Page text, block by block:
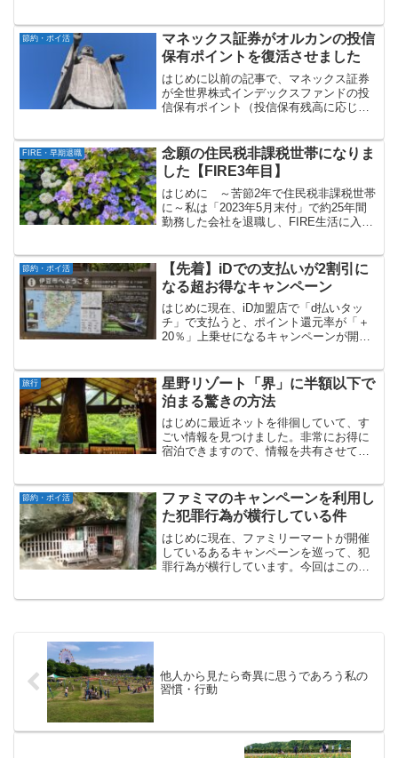
の概要についてご案内します。キャンペ
ーン概要キャンペーンの概...
節約・ポイ活
マネックス証券がオルカンの投信
保有ポイントを復活させました
はじめに以前の記事で、マネックス証券
が全世界株式インデックスファンドの投
信保有ポイント（投信保有残高に応じた
ント等がオルカンの信託報酬率を下げた
ことに対応したものです...
FIRE・早期退職
念願の住民税非課税世帯になりま
した【FIRE3年目】
はじめに ～苦節2年で住民税非課税世帯
に～私は「2023年5月末付」で約25年間
勤務した会社を退職し、FIRE生活に入り
ところです。FIRE後はアルバイト...
節約・ポイ活
【先着】iDでの支払いが2割引に
なる超お得なキャンペーン
はじめに現在、iD加盟店で「d払いタッ
チ」で支払うと、ポイント還元率が「＋
20％」上乗せになるキャンペーンが開催
共有させていただきます。キャンペーン
概要キャンペーンの概...
旅行
星野リゾート「界」に半額以下で
泊まる驚きの方法
はじめに最近ネットを徘徊していて、す
ごい情報を見つけました。非常にお得に
宿泊できますので、情報を共有させてい
定期券」というものです。「界の定期
券」とは？「界の定期券」とは...
節約・ポイ活
ファミマのキャンペーンを利用し
た犯罪行為が横行している件
はじめに現在、ファミリーマートが開催
しているあるキャンペーンを巡って、犯
罪行為が横行しています。今回はこの犯
他人から見たら奇異に思うであろう私の
習慣・行動